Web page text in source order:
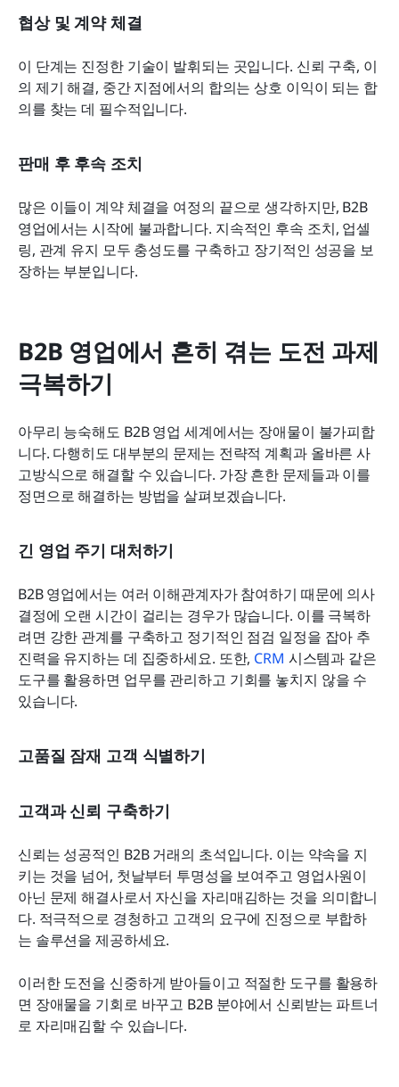
협상 및 계약 체결
이 단계는 진정한 기술이 발휘되는 곳입니다. 신뢰 구축, 이
의 제기 해결, 중간 지점에서의 합의는 상호 이익이 되는 합
의를 찾는 데 필수적입니다.
판매 후 후속 조치
많은 이들이 계약 체결을 여정의 끝으로 생각하지만, B2B
영업에서는 시작에 불과합니다. 지속적인 후속 조치, 업셀
링, 관계 유지 모두 충성도를 구축하고 장기적인 성공을 보
장하는 부분입니다.
B2B 영업에서 흔히 겪는 도전 과제
극복하기
아무리 능숙해도 B2B 영업 세계에서는 장애물이 불가피합
니다. 다행히도 대부분의 문제는 전략적 계획과 올바른 사
고방식으로 해결할 수 있습니다. 가장 흔한 문제들과 이를
정면으로 해결하는 방법을 살펴보겠습니다.
긴 영업 주기 대처하기
B2B 영업에서는 여러 이해관계자가 참여하기 때문에 의사
결정에 오랜 시간이 걸리는 경우가 많습니다. 이를 극복하
려면 강한 관계를 구축하고 정기적인 점검 일정을 잡아 추
진력을 유지하는 데 집중하세요. 또한, CRM 시스템과 같은
도구를 활용하면 업무를 관리하고 기회를 놓치지 않을 수
있습니다.
고품질 잠재 고객 식별하기
고객과 신뢰 구축하기
신뢰는 성공적인 B2B 거래의 초석입니다. 이는 약속을 지
키는 것을 넘어, 첫날부터 투명성을 보여주고 영업사원이
아닌 문제 해결사로서 자신을 자리매김하는 것을 의미합니
다. 적극적으로 경청하고 고객의 요구에 진정으로 부합하
는 솔루션을 제공하세요.
이러한 도전을 신중하게 받아들이고 적절한 도구를 활용하
면 장애물을 기회로 바꾸고 B2B 분야에서 신뢰받는 파트너
로 자리매김할 수 있습니다.